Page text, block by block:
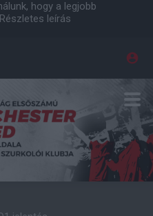
hogy a legjobb
Részletes leírás